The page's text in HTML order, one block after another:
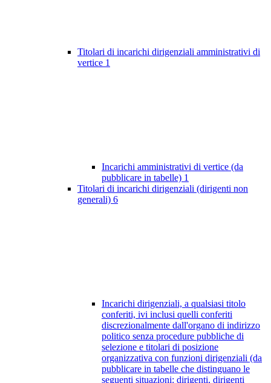
Titolari di incarichi dirigenziali amministrativi di
vertice 1
Incarichi amministrativi di vertice (da
pubblicare in tabelle) 1
Titolari di incarichi dirigenziali (dirigenti non
generali) 6
Incarichi dirigenziali, a qualsiasi titolo
conferiti, ivi inclusi quelli conferiti
discrezionalmente dall'organo di indirizzo
politico senza procedure pubbliche di
selezione e titolari di posizione
organizzativa con funzioni dirigenziali (da
pubblicare in tabelle che distinguano le
seguenti situazioni: dirigenti, dirigenti